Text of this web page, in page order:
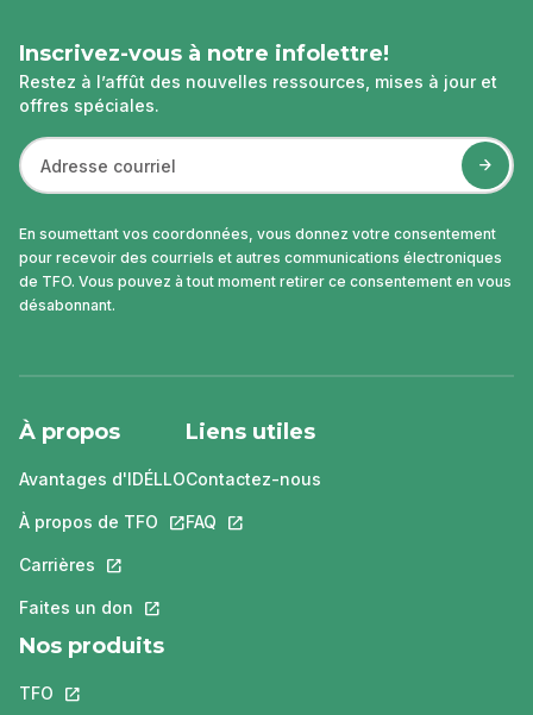
Inscrivez-vous à notre infolettre!
Restez à l’affût des nouvelles ressources, mises à jour et
offres spéciales.
En soumettant vos coordonnées, vous donnez votre consentement
pour recevoir des courriels et autres communications électroniques
de TFO. Vous pouvez à tout moment retirer ce consentement en vous
désabonnant.
À propos
Avantages d'IDÉLLO
À propos de TFO Ce lien s'ouvrira dans un nouvel onglet.
Carrières Ce lien s'ouvrira dans un nouvel onglet.
Faites un don Ce lien s'ouvrira dans un nouvel onglet.
Liens utiles
Contactez-nous
FAQ Ce lien s'ouvrira dans un nouvel
Nos produits
TFO Ce lien s'ouvrira dans un nouvel onglet.